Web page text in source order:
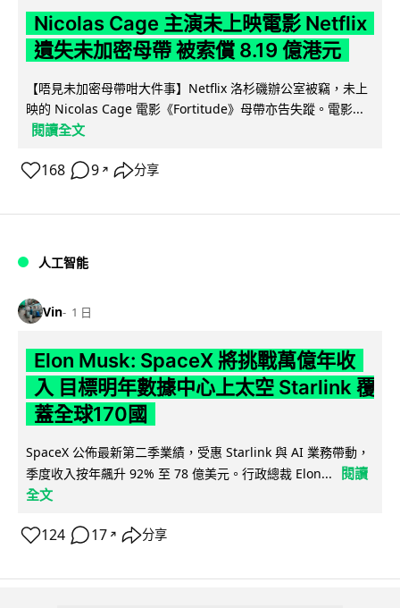
Nicolas Cage 主演未上映電影 Netflix
遺失未加密母帶 被索償 8.19 億港元
【唔見未加密母帶咁大件事】Netflix 洛杉磯辦公室被竊，未上
映的 Nicolas Cage 電影《Fortitude》母帶亦告失蹤。電影...
閱讀全文
168 9 ↗ 分享
人工智能
Vin 1 日
Elon Musk: SpaceX 將挑戰萬億年收
入 目標明年數據中心上太空 Starlink 覆
蓋全球170國
SpaceX 公佈最新第二季業績，受惠 Starlink 與 AI 業務帶動，
季度收入按年飆升 92% 至 78 億美元。行政總裁 Elon...
閱讀
全文
124 17 ↗ 分享